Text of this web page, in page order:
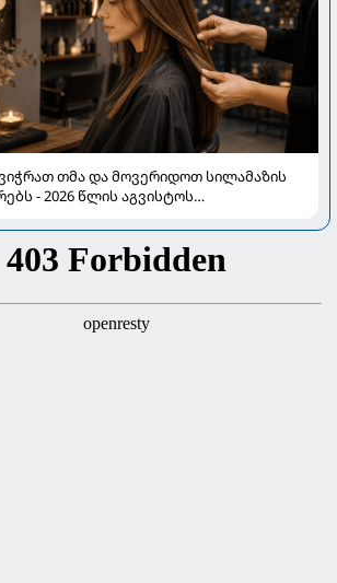
თმა და მოვერიდოთ სილამაზის
- 2026 წლის აგვისტოს